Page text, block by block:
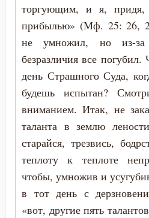
Власть
Вознесение
Воскресение
Гнев
Гордость
Девство
Деньги
Игнатий Брянчанинов
Иоанн Златоуст
Иоанн Лествичник
Иосиф Оптинский
Исаак Сирин
Макарий Великий
Моисей Оптинский
торгующим, и я,
прибылью» (Мф. 25: 26,
не умножил, но из-
безразличия все
день Страшного Суда,
будешь испытан?
вниманием. Итак, не
таланта в землю
старайся, трезвись,
теплоту к теплоте
чтобы, умножив и
в тот день с
«вот, другие пять